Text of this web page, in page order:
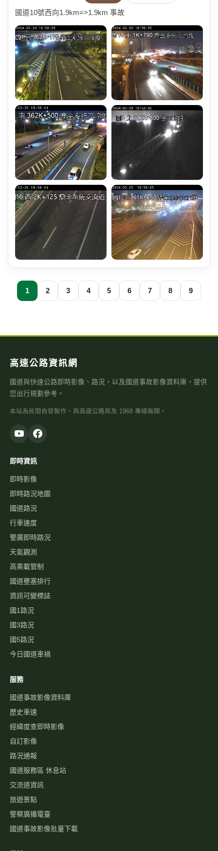
國道10號西向1.9km=>1.9km 事故
1 2 3 4 5 6 7 8 9
高速公路資訊網
國道與快速公路即時影像、路況，以及國道事故影像資料庫，提供
您出行規劃參考。
本站為民間自發製作，與高速公路局及 1968 專線無關。
即時資訊
即時影像
即時路況地圖
國道路況
行車速度
警廣即時路況
天氣觀測
高乘載管制
國道壅塞排行
資訊可變標誌
國1路況
國3路況
國5路況
今日國道車禍
服務
國道事故影像資料庫
歷史車速
經緯度查即時影像
自訂影像
路況通報
國道服務區 休息站
交流道資訊
旅遊景點
警察廣播電臺
國道事故影像批量下載